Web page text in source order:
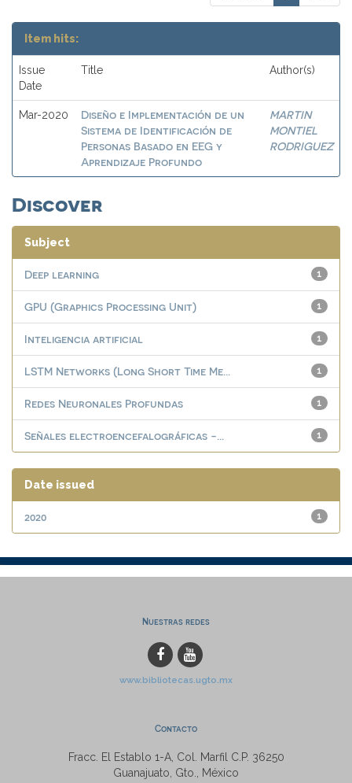
Item hits:
Issue
Date
Title Author(s)
Mar-2020
Diseño e Implementación de un
Sistema de Identificación de
Personas Basado en EEG y
Aprendizaje Profundo
MARTIN
MONTIEL
RODRIGUEZ
Discover
Subject
1
Deep learning
1
GPU (Graphics Processing Unit)
1
Inteligencia artificial
1
LSTM Networks (Long Short Time Me...
1
Redes Neuronales Profundas
1
Señales electroencefalográficas -...
Date issued
1
2020
Nuestras redes
www.bibliotecas.ugto.mx
Contacto
Fracc. El Establo 1-A, Col. Marfil C.P. 36250
Guanajuato, Gto., México